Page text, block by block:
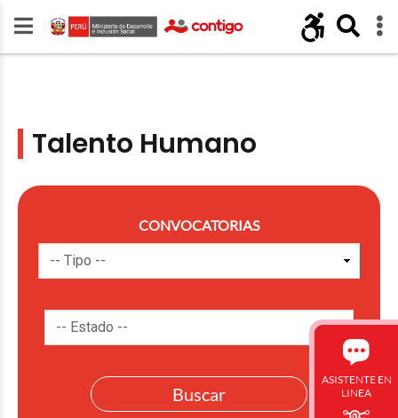
Talento Humano
CONVOCATORIAS
ASISTENTE EN
LINEA